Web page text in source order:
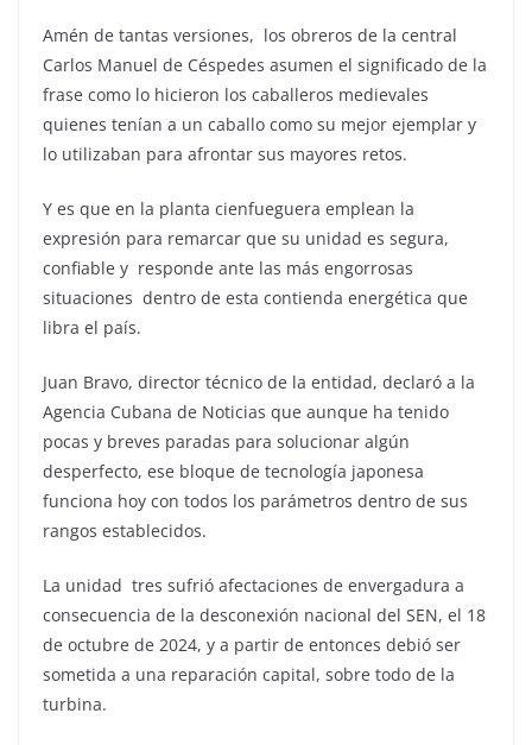
Amén de tantas versiones, los obreros de la central
Carlos Manuel de Céspedes asumen el significado de la
frase como lo hicieron los caballeros medievales
quienes tenían a un caballo como su mejor ejemplar y
lo utilizaban para afrontar sus mayores retos.
Y es que en la planta cienfueguera emplean la
expresión para remarcar que su unidad es segura,
confiable y responde ante las más engorrosas
situaciones dentro de esta contienda energética que
libra el país.
Juan Bravo, director técnico de la entidad, declaró a la
Agencia Cubana de Noticias que aunque ha tenido
pocas y breves paradas para solucionar algún
desperfecto, ese bloque de tecnología japonesa
funciona hoy con todos los parámetros dentro de sus
rangos establecidos.
La unidad tres sufrió afectaciones de envergadura a
consecuencia de la desconexión nacional del SEN, el 18
de octubre de 2024, y a partir de entonces debió ser
sometida a una reparación capital, sobre todo de la
turbina.